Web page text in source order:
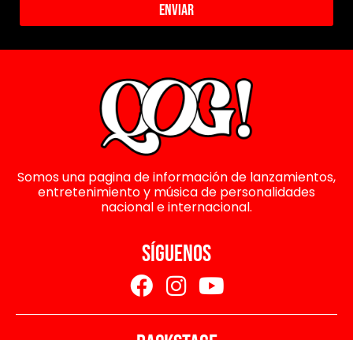
Enviar
Somos una pagina de información de lanzamientos,
entretenimiento y música de personalidades
nacional e internacional.
SÍGUENOS